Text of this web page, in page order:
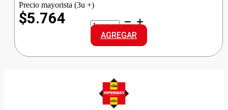
Precio mayorista (3u +)
$5.764
COCINERO
ACEITE
GIRASOL
cantidad
AGREGAR